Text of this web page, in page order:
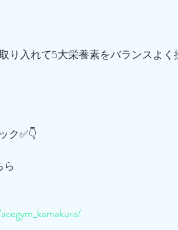
り入れて5大栄養素をバランスよ
ク✅👇
ら